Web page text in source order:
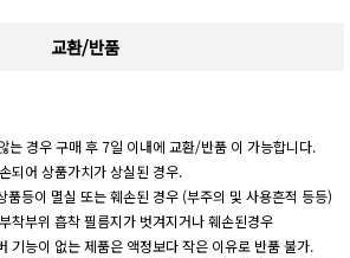
교환/반품
는 경우 구매 후 7일 이내에 교환/반품 이 가능합니다.
되어 상품가치가 상실된 경우.
품등이 멸실 또는 훼손된 경우 (부주의 및 사용흔적 등등)
착부위 흡착 필름지가 벗겨지거나 훼손된경우
기능이 없는 제품은 액정보다 작은 이유로 반품 불가.